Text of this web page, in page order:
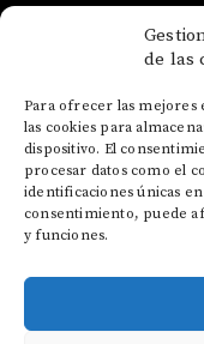
de las
Para ofrecer las mejores
las cookies para
dispositivo. El
procesar datos como el
identificaciones únicas
consentimiento, puede
y funciones.
CONTACTO